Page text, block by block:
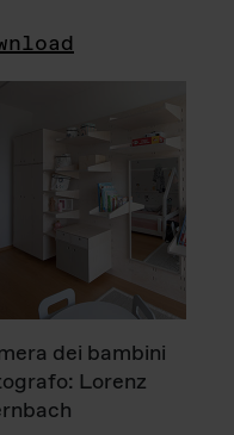
dei bambini
Lorenz